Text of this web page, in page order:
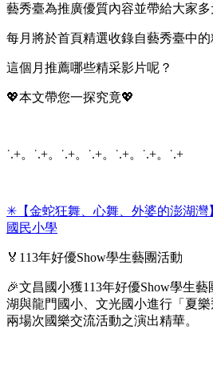
藝秀臺為推廣優質內容並帶給大家多
每月將於首頁精選收錄自藝秀臺中
這個月推薦哪些精采影片呢？
💖本文帶您一探究竟💖
˙.+。˙.+。˙.+。˙.+。˙.+。˙.+。˙.+
✳︎【金蛇狂舞、心舞、外婆的澎湖灣
國民小學
🏅113年好優Show學生藝團活動
🎉文昌國小獲113年好優Show學生
湖與龍門國小、文光國小進行「夏樂
兩場次國樂交流活動之演出精華。